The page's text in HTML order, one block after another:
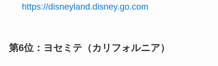
https://disneyland.disney.go.com
第6位：ヨセミテ（カリフォルニア）